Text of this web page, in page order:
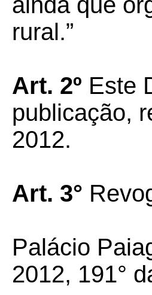
rural.”
Art. 2º Este
publicação,
2012.
Art. 3°
Palácio
2012, 191°